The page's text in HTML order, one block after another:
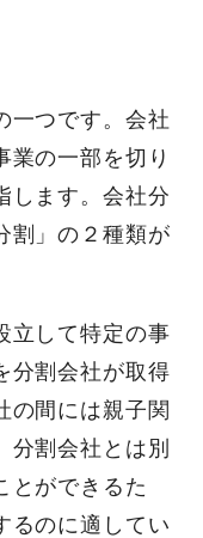
一つです。会社
業の一部を切り
します。会社分
割」の２種類が
立して特定の事
分割会社が取得
の間には親子関
分割会社とは別
とができるた
るのに適してい